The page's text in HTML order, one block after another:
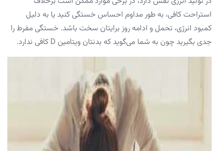
استراحت کافی، به طور مداوم احساس خستگی کنید یا به دلیل
کمبود انرژی، تحمل و ادامه‌ روز برایتان سخت باشد. خستگی مفرط را
جدی بگیرید چون به شما می‌گوید که بدنتان ویتامین D کافی ندارد.